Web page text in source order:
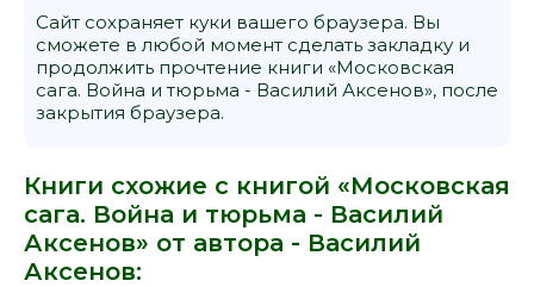
Сайт сохраняет куки вашего браузера. Вы
сможете в любой момент сделать закладку и
продолжить прочтение книги «Московская
сага. Война и тюрьма - Василий Аксенов», после
закрытия браузера.
Книги схожие с книгой «Московская
сага. Война и тюрьма - Василий
Аксенов» от автора - Василий
Аксенов: